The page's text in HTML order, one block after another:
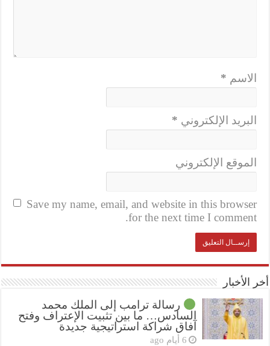
الاسم *
البريد الإلكتروني *
الموقع الإلكتروني
Save my name, email, and website in this browser
for the next time I comment.
أخر الأخبار
رسالة ترامب إلى الملك محمد
السادس… ما بين تثبيت الإعتراف وفتح
آفاق شراكة استراتيجية جديدة
6 أيام ago